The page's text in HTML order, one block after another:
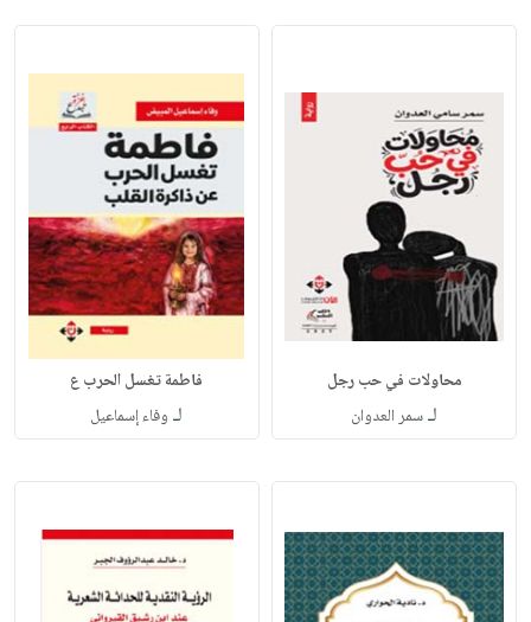
محاولات في حب رجل
لـسمر العدوان
فاطمة تغسل الحرب ع
لـ وفاء إسماعيل